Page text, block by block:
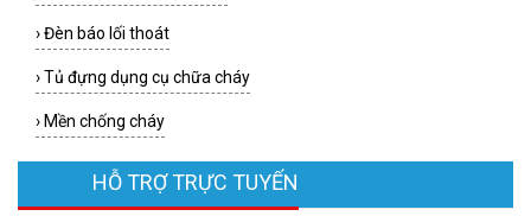
›Đèn báo lối thoát
›Tủ đựng dụng cụ chữa cháy
› Mền chống cháy
HỖ TRỢ TRỰC TUYẾN